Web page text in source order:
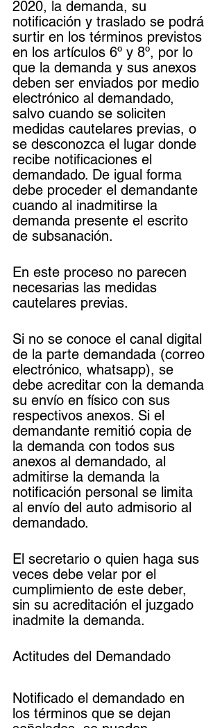
2020, la demanda, su
notificación y traslado se podrá
surtir en los términos previstos
en los artículos 6º y 8º, por lo
que la demanda y sus anexos
deben ser enviados por medio
electrónico al demandado,
salvo cuando se soliciten
medidas cautelares previas, o
se desconozca el lugar donde
recibe notificaciones el
demandado. De igual forma
debe proceder el demandante
cuando al inadmitirse la
demanda presente el escrito
de subsanación.
En este proceso no parecen
necesarias las medidas
cautelares previas.
Si no se conoce el canal digital
de la parte demandada (correo
electrónico, whatsapp), se
debe acreditar con la demanda
su envío en físico con sus
respectivos anexos. Si el
demandante remitió copia de
la demanda con todos sus
anexos al demandado, al
admitirse la demanda la
notificación personal se limita
al envío del auto admisorio al
demandado.
El secretario o quien haga sus
veces debe velar por el
cumplimiento de este deber,
sin su acreditación el juzgado
inadmite la demanda.
Actitudes del Demandado
Notificado el demandado en
los términos que se dejan